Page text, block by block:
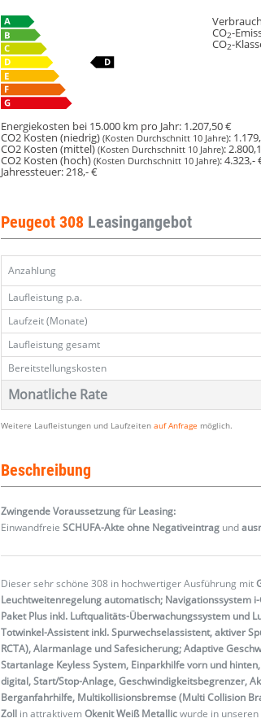
GT
Nav
360°
ACC
Keyl
Alarm
LPA
GT
Nav
360°
ACC
Keyl
Alarm
LPA
GT
Nav
360°
ACC
Keyl
Alarm
LPA
GT
Nav
360°
ACC
Keyl
Alarm
LPA
CO2-
CO2-
Energiekosten bei 15.000 km pro Jahr: 1.207,50 €
CO2 Kosten (niedrig)(Kosten Durchschnitt 10 Jahre):
CO2 Kosten (mittel)(Kosten Durchschnitt 10 Jahre):
CO2 Kosten (hoch)(Kosten Durchschnitt 10 Jahre):4.323,-
Jahressteuer:218,- €
Peugeot 308 Leasingangebot
Anzahlung
Laufleistung p.a.
Laufzeit (Monate)
Laufleistung gesamt
Bereitstellungskosten
Monatliche Rate
Weitere Laufleistungen und Laufzeitenauf Anfrage möglich.
Beschreibung
Zwingende Voraussetzung für Leasing:
EinwandfreieSCHUFA-Akte ohne Negativeintrag und
Dieser sehr schöne 308 in hochwertiger Ausführung mit
Leuchtweitenregelung automatisch; Navigationssystem
Paket Plus inkl. Luftqualitäts-Überwachungssystem und
Totwinkel-Assistent inkl. Spurwechselassistent, aktiver
RCTA), Alarmanlage und Safesicherung; Adaptive
Startanlage Keyless System, Einparkhilfe vorn und
digital, Start/Stop-Anlage, Geschwindigkeitsbegrenzer,
Berganfahrhilfe, Multikollisionsbremse (Multi Collision
Zoll in attraktivemOkenit Weiß Metallicwurde in